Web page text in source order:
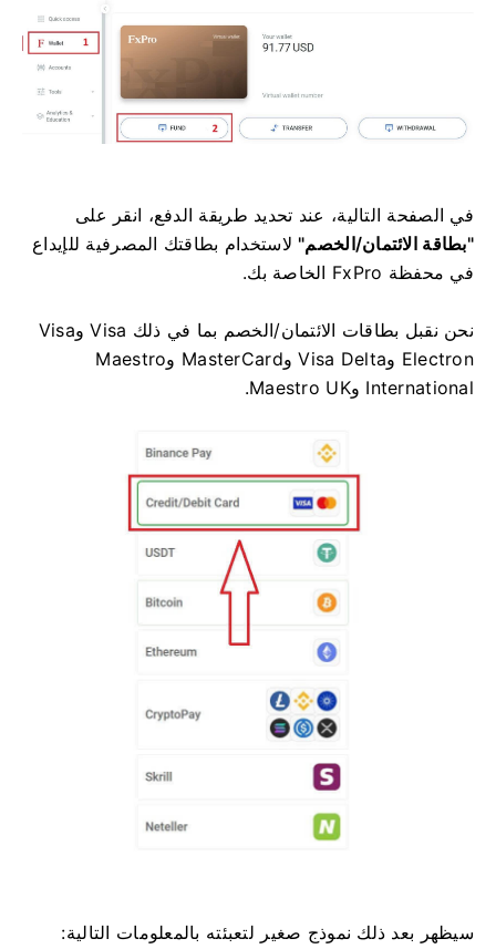
في الصفحة التالية، عند تحديد طريقة الدفع، انقر على
"بطاقة الائتمان/الخصم" لاستخدام بطاقتك المصرفية للإيداع
في محفظة FxPro الخاصة بك.
نحن نقبل بطاقات الائتمان/الخصم بما في ذلك Visa وVisa
Electron وVisa Delta وMasterCard وMaestro
International وMaestro UK.
سيظهر بعد ذلك نموذج صغير لتعبئته بالمعلومات التالية: